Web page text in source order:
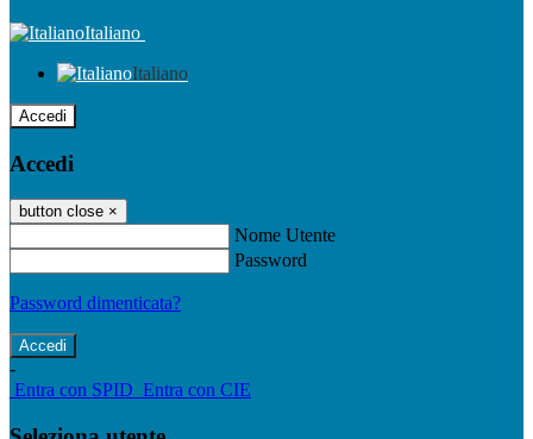
Italiano
Italiano
Accedi
Accedi
button close ×
Nome Utente
Password
Password dimenticata?
-
Entra con SPID Entra con CIE